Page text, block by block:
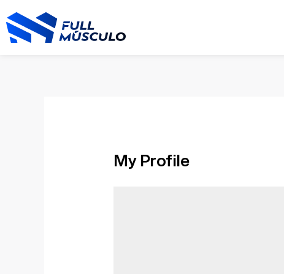
al
contenido
My Profile